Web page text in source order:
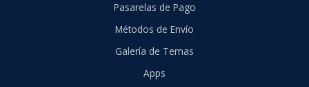
Pasarelas de Pago
Métodos de Envío
Galería de Temas
Apps